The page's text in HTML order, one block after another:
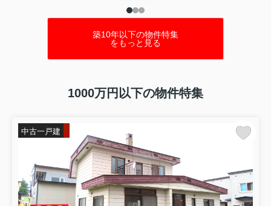
築10年以下の物件特集
をもっと見る
1000万円以下の物件特集
中古一戸建